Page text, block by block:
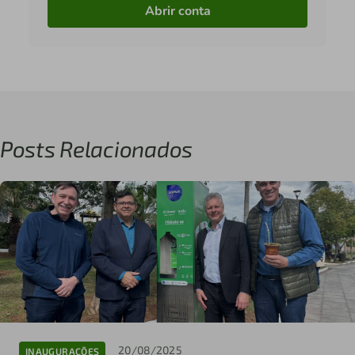
Abrir conta
Posts Relacionados
INAUGURAÇÕES 20/08/2025